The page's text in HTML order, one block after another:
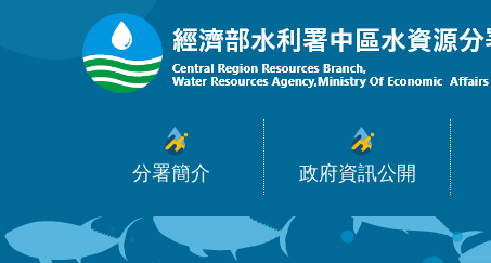
跳到主要內容區塊
分署簡介 政府資訊公開